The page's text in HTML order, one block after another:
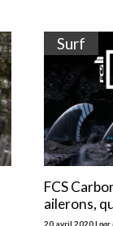
Surf
FCS
ailerons,
20 avril 2020 | par